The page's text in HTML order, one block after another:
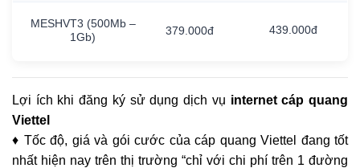
MESHVT3 (500Mb –
1Gb)
379.000đ 439.000đ
Lợi ích khi đăng ký sử dụng dịch vụ internet cáp quang
Viettel
♦ Tốc độ, giá và gói cước của cáp quang Viettel đang tốt
nhất hiện nay trên thị trường “chỉ với chi phí trên 1 đường